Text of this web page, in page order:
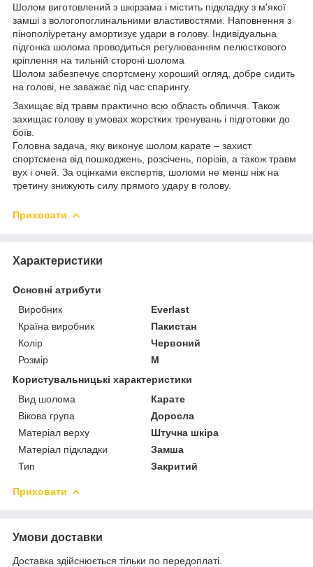
Шолом виготовлений з шкірзама і містить підкладку з м'якої
замші з вологопоглинальними властивостями. Наповнення з
пінополіуретану амортизує удари в голову. Індивідуальна
підгонка шолома проводиться регулюванням пелюсткового
кріплення на тильній стороні шолома
Шолом забезпечує спортсмену хороший огляд, добре сидить
на голові, не заважає під час спарингу.
Захищає від травм практично всю область обличчя. Також
захищає голову в умовах жорстких тренувань і підготовки до
боїв.
Головна задача, яку виконує шолом карате – захист
спортсмена від пошкоджень, розсічень, порізів, а також травм
вух і очей. За оцінками експертів, шоломи не менш ніж на
третину знижують силу прямого удару в голову.
Приховати
Характеристики
Основні атрибути
Виробник
Everlast
Країна виробник
Пакистан
Колір
Червоний
Розмір
M
Користувальницькі характеристики
Вид шолома
Карате
Вікова група
Доросла
Матеріал верху
Штучна шкіра
Матеріал підкладки
Замша
Тип
Закритий
Приховати
Умови доставки
Доставка здійснюється тільки по передоплаті.